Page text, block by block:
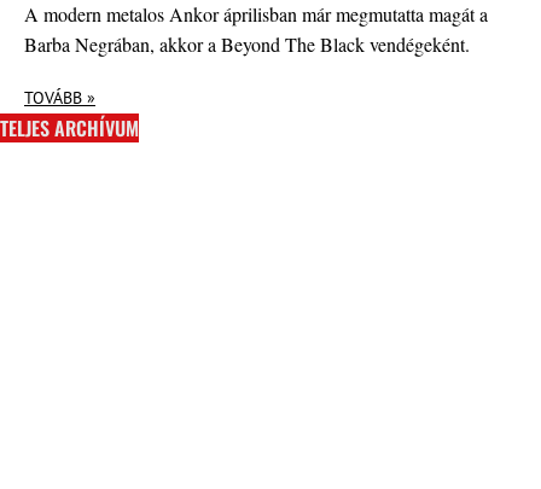
A modern metalos Ankor áprilisban már megmutatta magát a
Barba Negrában, akkor a Beyond The Black vendégeként.
TOVÁBB »
TELJES ARCHÍVUM